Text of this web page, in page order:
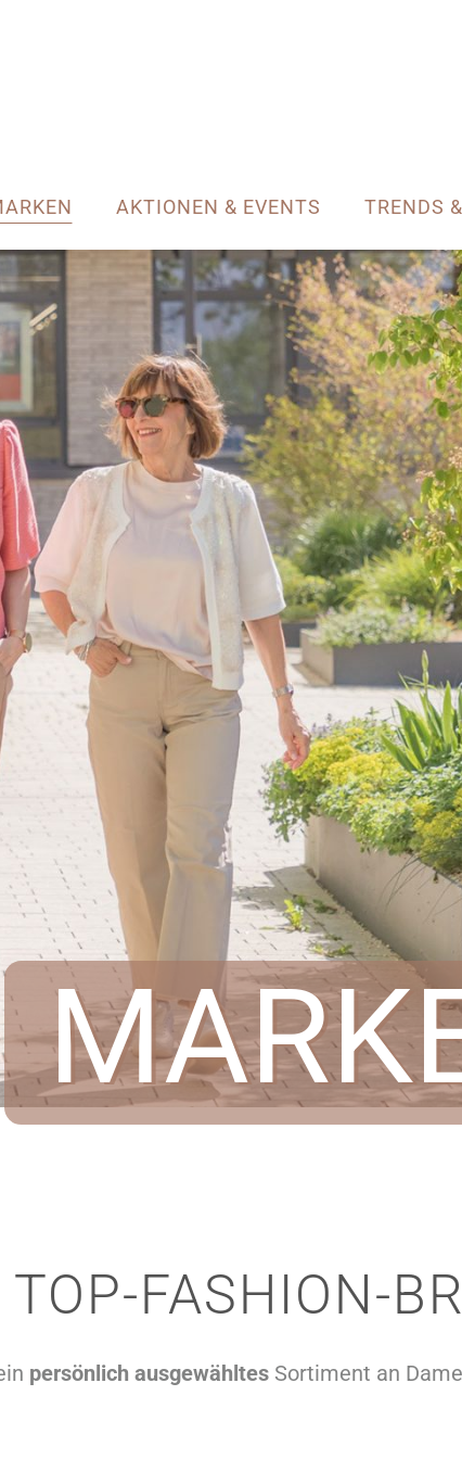
AKTIONEN & EVENTS TRENDS
TOP-FASHION-
persönlich ausgewähltesSortiment an